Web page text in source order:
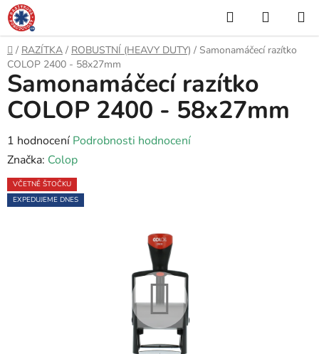
Přejít
na
obsah
Hledat
KOŠÍK
Domů
/ RAZÍTKA / ROBUSTNÍ (HEAVY DUTY) / Samonamáčecí razítko
COLOP 2400 - 58x27mm
Samonamáčecí razítko
COLOP 2400 - 58x27mm
Průměrné
hodnocení
produktu
je
1 hodnocení Podrobnosti hodnocení
Značka: Colop
VČETNĚ ŠTOČKU
EXPEDUJEME DNES